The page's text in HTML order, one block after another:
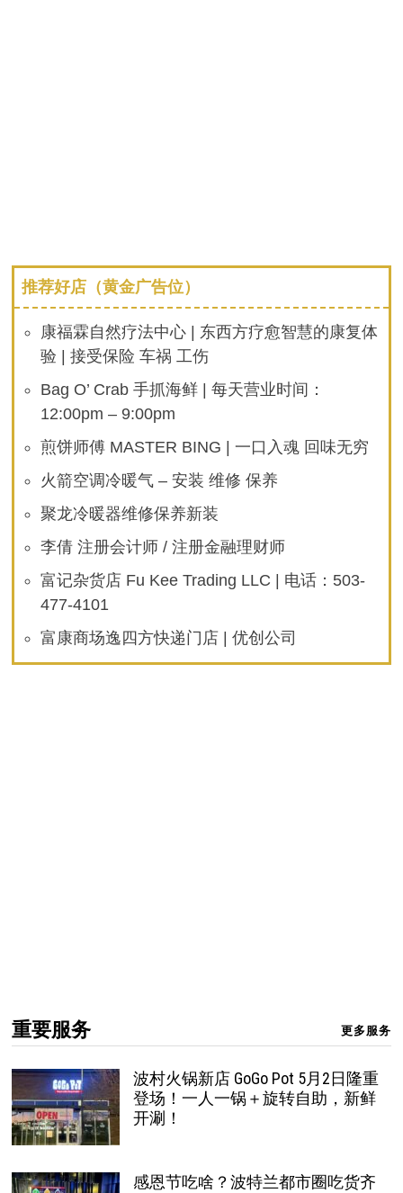
推荐好店（黄金广告位）
康福霖自然疗法中心 | 东西方疗愈智慧的康复体
验 | 接受保险 车祸 工伤
Bag O’ Crab 手抓海鲜 | 每天营业时间：
12:00pm – 9:00pm
煎饼师傅 MASTER BING | 一口入魂 回味无穷
火箭空调冷暖气 – 安装 维修 保养
聚龙冷暖器维修保养新装
李倩 注册会计师 / 注册金融理财师
富记杂货店 Fu Kee Trading LLC | 电话：503-
477-4101
富康商场逸四方快递门店 | 优创公司
重要服务 更多服务
波村火锅新店 GoGo Pot 5月2日隆重
登场！一人一锅＋旋转自助，新鲜
开涮！
感恩节吃啥？波特兰都市圈吃货齐